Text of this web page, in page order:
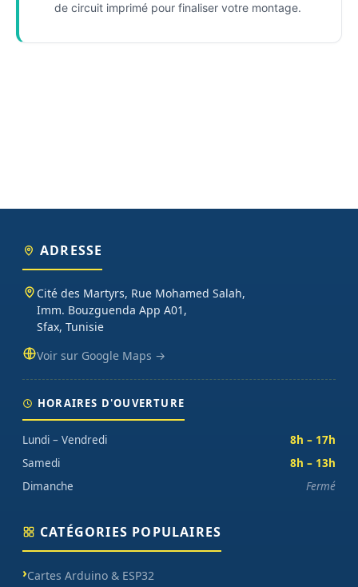
de circuit imprimé pour finaliser votre montage.
ADRESSE
Cité des Martyrs, Rue Mohamed Salah,
Imm. Bouzguenda App A01,
Sfax, Tunisie
Voir sur Google Maps →
HORAIRES D'OUVERTURE
Lundi – Vendredi
8h – 17h
Samedi
8h – 13h
Dimanche
Fermé
CATÉGORIES POPULAIRES
Cartes Arduino & ESP32